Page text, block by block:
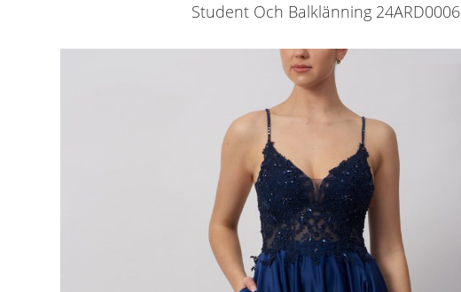
Student Och Balklänning 24ARD0006